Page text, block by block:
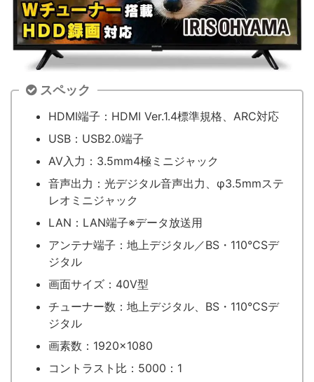
スペック
HDMI端子：HDMI Ver.1.4標準規格、ARC対応
USB：USB2.0端子
AV入力：3.5mm4極ミニジャック
音声出力：光デジタル音声出力、φ3.5mmステ
レオミニジャック
LAN：LAN端子※データ放送用
アンテナ端子：地上デジタル／BS・110°CSデ
ジタル
画面サイズ：40V型
チューナー数：地上デジタル、BS・110°CSデ
ジタル
画素数：1920×1080
コントラスト比：5000：1